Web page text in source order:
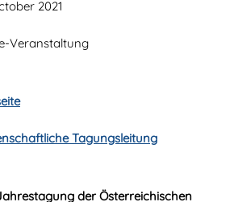
2021
Veranstaltung
Tagungsleitung
der Österreichischen